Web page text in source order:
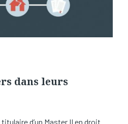
dans leurs
d’un Master II en droit